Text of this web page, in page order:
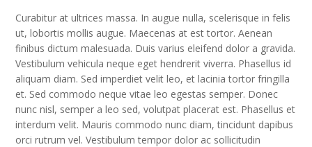
Curabitur at ultrices massa. In augue nulla, scelerisque in felis
ut, lobortis mollis augue. Maecenas at est tortor. Aenean
finibus dictum malesuada. Duis varius eleifend dolor a gravida.
Vestibulum vehicula neque eget hendrerit viverra. Phasellus id
aliquam diam. Sed imperdiet velit leo, et lacinia tortor fringilla
et. Sed commodo neque vitae leo egestas semper. Donec
nunc nisl, semper a leo sed, volutpat placerat est. Phasellus et
interdum velit. Mauris commodo nunc diam, tincidunt dapibus
orci rutrum vel. Vestibulum tempor dolor ac sollicitudin